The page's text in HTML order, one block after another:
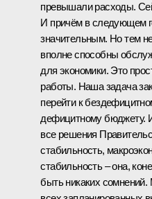
превышали расходы.
И причём в следующем
значительным. Но тем
вполне способны
для экономики. Это
работы. Наша задача
перейти к
дефицитному бюджету.
все решения
стабильность,
стабильность – она,
быть никаких